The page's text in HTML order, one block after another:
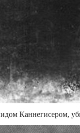
Каннегисером,